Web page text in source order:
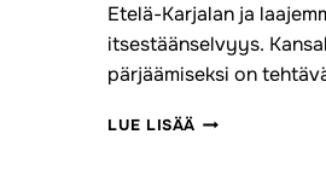
Etelä-Karjalan ja
itsestäänselvyys.
pärjäämiseksi on
LUE LISÄÄ JUKKA